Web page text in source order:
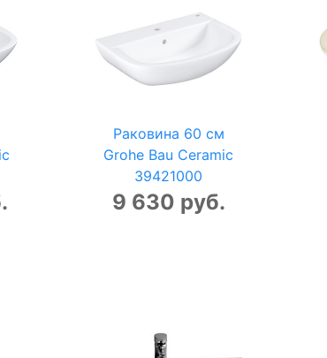
Раковина 60 см
Grohe Bau Ceramic
39421000
9 630 руб.